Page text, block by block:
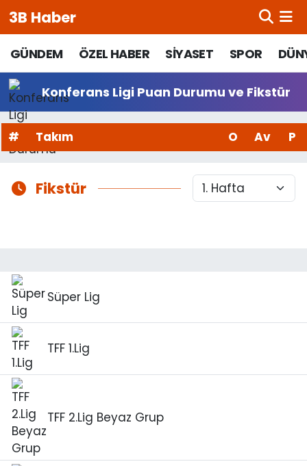
3B Haber
GÜNDEM ÖZEL HABER SİYASET SPOR
Konferans Ligi Puan Durumu ve Fikstür
# Takım O Av P
Fikstür
Süper Lig
TFF 1.Lig
TFF 2.Lig Beyaz Grup
Beypazarı Hava Durumu
Beypazarı Trafik Yoğunluk Haritası
Süper Lig Puan Durumu ve Fikstür
Tüm Manşetler
Son Dakika Haberleri